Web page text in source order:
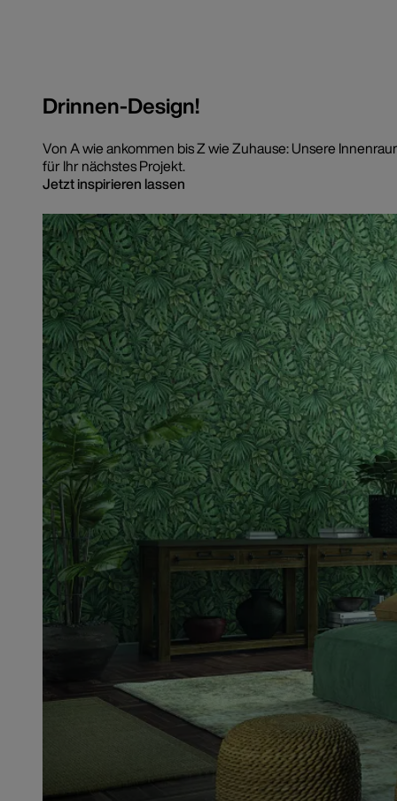
Drinnen-Design!
Von A wie ankommen bis Z wie Zuhause: Unsere
für Ihr nächstes Projekt.
Jetzt inspirieren lassen